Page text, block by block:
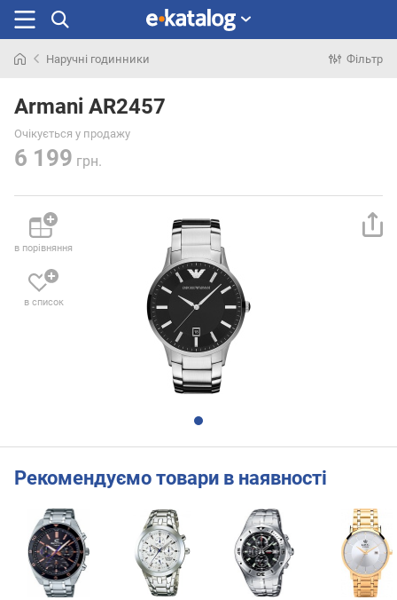
раніше
Наручні годинники Фільтр
Armani AR2457
Очікується у продажу
6 199 грн.
в порівняння
в список
Рекомендуємо товари в наявності